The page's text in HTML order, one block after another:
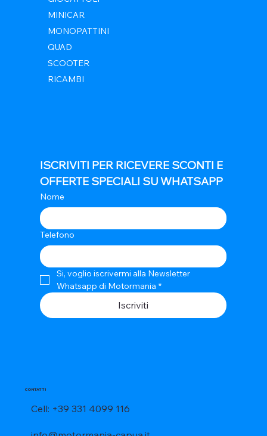
MINICAR
MONOPATTINI
QUAD
SCOOTER
RICAMBI
CONTATTI
Cell: +39 331 4099 116
ISCRIVITI PER RICEVERE SCONTI E
OFFERTE SPECIALI SU WHATSAPP
Nome
Telefono
Si, voglio iscrivermi alla Newsletter
Whatsapp di Motormania *
Iscriviti